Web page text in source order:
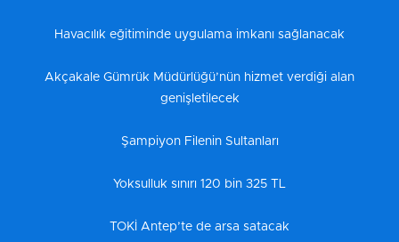
Havacılık eğitiminde uygulama imkanı sağlanacak
Akçakale Gümrük Müdürlüğü’nün hizmet verdiği alan
genişletilecek
Şampiyon Filenin Sultanları
Yoksulluk sınırı 120 bin 325 TL
TOKİ Antep’te de arsa satacak